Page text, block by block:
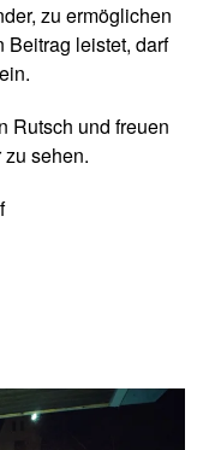
zu ermöglichen
Beitrag leistet, darf
Rutsch und freuen
sehen.